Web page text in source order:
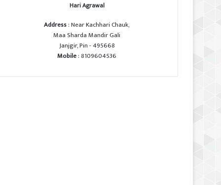
Hari Agrawal
Address: Near Kachhari Chauk,
Maa Sharda Mandir Gali
Janjgir, Pin - 495668
Mobile: 8109604536